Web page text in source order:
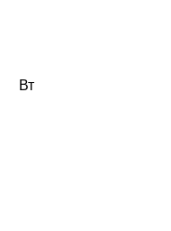
Вт